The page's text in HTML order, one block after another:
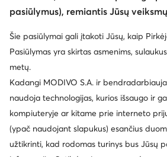
© eavalyne.lt 2026
Taisyklės
Pakeisti nustatymus
Duomenų
pasiūlymus), remiantis Jūsų
Šie pasiūlymai gali įtakoti Jūsų, kaip
Pasiūlymas yra skirtas asmenims,
metų.
Kadangi MODIVO S.A. ir
naudoja technologijas, kurios išsaugo ir
kompiuteryje ar kitame prie interneto
(ypač naudojant slapukus) esančius
užtikrinti, kad rodomas turinys bus Jūsų